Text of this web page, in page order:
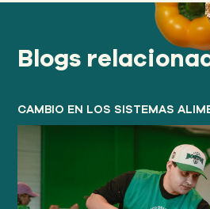
Blogs
CAMBIO EN LOS SISTEMAS